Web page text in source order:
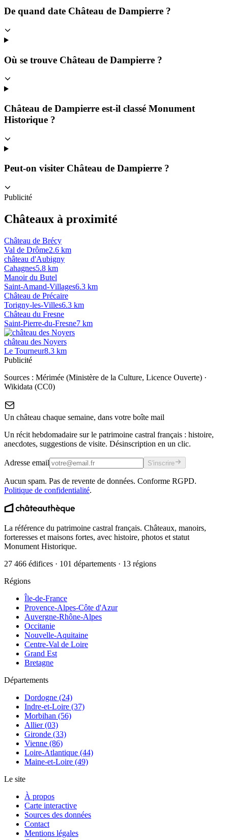
De quand date Château de Dampierre ?
Où se trouve Château de Dampierre ?
Château de Dampierre est-il classé Monument
Historique ?
Peut-on visiter Château de Dampierre ?
Publicité
Châteaux à proximité
Château de Brécy
Val de Drôme2.6 km
château d'Aubigny
Cahagnes5.8 km
Manoir du Butel
Saint-Amand-Villages6.3 km
Château de Précaire
Torigny-les-Villes6.3 km
Château du Fresne
Saint-Pierre-du-Fresne7 km
château des Noyers
Le Tourneur8.3 km
Publicité
Sources : Mérimée (Ministère de la Culture, Licence Ouverte) ·
Wikidata (CC0)
Un château chaque semaine, dans votre boîte mail
Un récit hebdomadaire sur le patrimoine castral français : histoire,
anecdotes, suggestions de visite. Désinscription en un clic.
Adresse email S'inscrire
Aucun spam. Pas de revente de données. Conforme RGPD.
Politique de confidentialité.
La référence du patrimoine castral français. Châteaux, manoirs,
forteresses et maisons fortes, avec histoire, photos et statut
Monument Historique.
27 466 édifices · 101 départements · 13 régions
Régions
Île-de-France
Provence-Alpes-Côte d'Azur
Auvergne-Rhône-Alpes
Occitanie
Nouvelle-Aquitaine
Centre-Val de Loire
Grand Est
Bretagne
Départements
Dordogne (24)
Indre-et-Loire (37)
Morbihan (56)
Allier (03)
Gironde (33)
Vienne (86)
Loire-Atlantique (44)
Maine-et-Loire (49)
Le site
À propos
Carte interactive
Sources des données
Contact
Mentions légales